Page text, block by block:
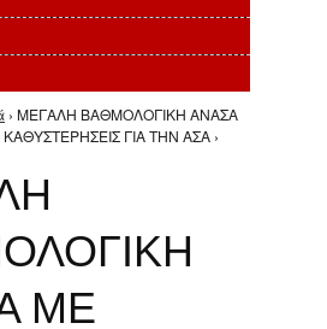
› ΜΕΓΑΛΗ ΒΑΘΜΟΛΟΓΙΚΗ ΑΝΑΣΑ
ΚΑΘΥΣΤΕΡΗΣΕΙΣ ΓΙΑ ΤΗΝ ΑΣΑ ›
ΜΕ